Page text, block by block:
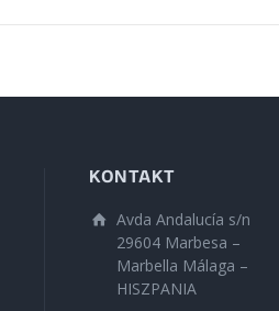
KONTAKT
Avda Andalucía s/n
29604 Marbesa –
Marbella Málaga –
HISZPANIA